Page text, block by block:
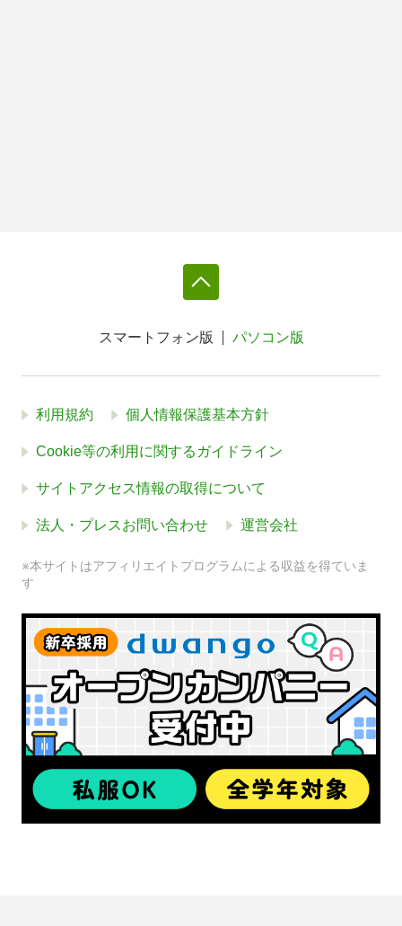
スマートフォン版 パソコン版
利用規約 個人情報保護基本方針
Cookie等の利用に関するガイドライン
サイトアクセス情報の取得について
法人・プレスお問い合わせ 運営会社
※本サイトはアフィリエイトプログラムによる収益を得ていま
す